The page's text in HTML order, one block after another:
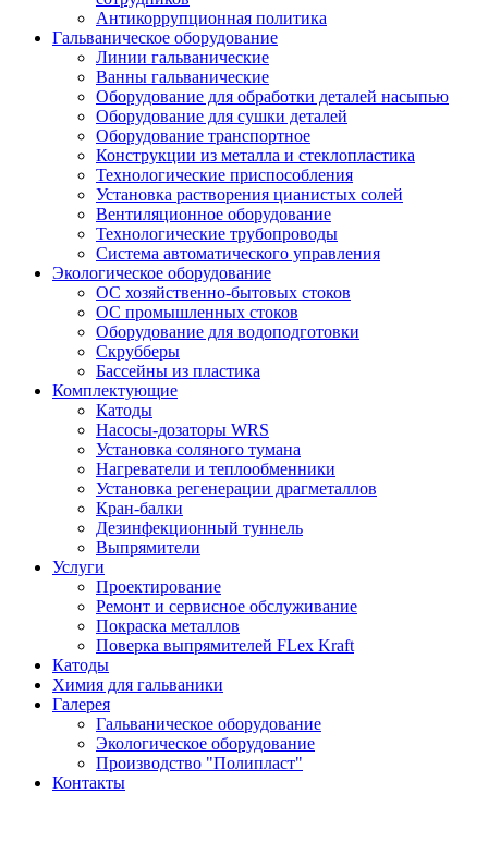
Антикоррупционная политика
Гальваническое оборудование
Линии гальванические
Ванны гальванические
Оборудование для обработки деталей насыпью
Оборудование для сушки деталей
Оборудование транспортное
Конструкции из металла и стеклопластика
Технологические приспособления
Установка растворения цианистых солей
Вентиляционное оборудование
Технологические трубопроводы
Система автоматического управления
Экологическое оборудование
ОС хозяйственно-бытовых стоков
ОС промышленных стоков
Оборудование для водоподготовки
Скрубберы
Бассейны из пластика
Комплектующие
Катоды
Насосы-дозаторы WRS
Установка соляного тумана
Нагреватели и теплообменники
Установка регенерации драгметаллов
Кран-балки
Дезинфекционный туннель
Выпрямители
Услуги
Проектирование
Ремонт и сервисное обслуживание
Покраска металлов
Поверка выпрямителей FLex Kraft
Катоды
Химия для гальваники
Галерея
Гальваническое оборудование
Экологическое оборудование
Производство "Полипласт"
Контакты